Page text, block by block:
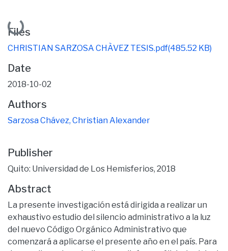
Loading...
Files
CHRISTIAN SARZOSA CHÀVEZ TESIS.pdf(485.52 KB)
Date
2018-10-02
Authors
Sarzosa Chávez, Christian Alexander
Publisher
Quito: Universidad de Los Hemisferios, 2018
Abstract
La presente investigación está dirigida a realizar un
exhaustivo estudio del silencio administrativo a la luz
del nuevo Código Orgánico Administrativo que
comenzará a aplicarse el presente año en el país. Para